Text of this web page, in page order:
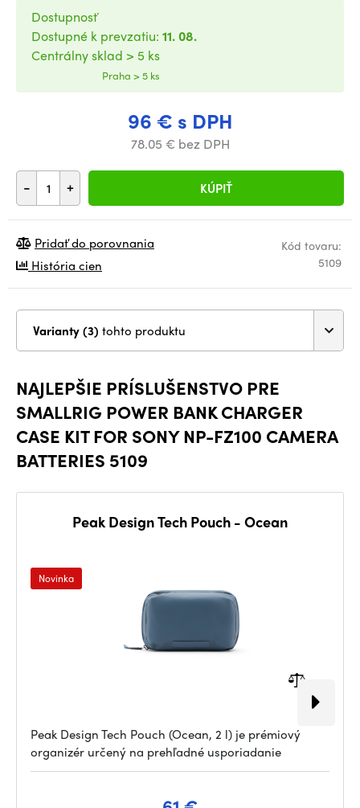
96 € s DPH
78.05 € bez DPH
- + KÚPIŤ
Dostupnosť
Dostupné k prevzatiu: 11. 08.
Centrálny sklad > 5 ks
Praha > 5 ks
Kód tovaru:
5109
Pridať do porovnania
História cien
Varianty (3) tohto produktu
NAJLEPŠIE PRÍSLUŠENSTVO PRE
SMALLRIG POWER BANK CHARGER
CASE KIT FOR SONY NP-FZ100 CAMERA
BATTERIES 5109
Peak Design Tech Pouch - Ocean
Novinka
Peak Design Tech Pouch (Ocean, 2 l) je prémiový
organizér určený na prehľadné usporiadanie